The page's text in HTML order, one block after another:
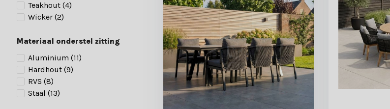
Teakhout (4)
Wicker (2)
Materiaal onderstel zitting
Aluminium (11)
Hardhout (9)
RVS (8)
Staal (13)